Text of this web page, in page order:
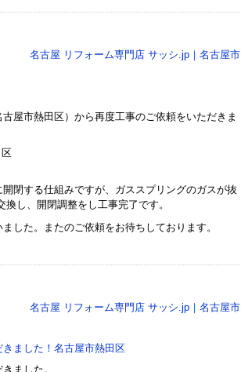
名古屋 リフォーム専門店 サッシ.jp｜名古屋市
屋市熱田区）から再度工事のご依頼をいただきま
閉する仕組みですが、ガススプリングのガスが抜
し、開閉調整をし工事完了です。
した。またのご依頼をお待ちしております。
名古屋 リフォーム専門店 サッシ.jp｜名古屋市
きました！名古屋市熱田区
ました。